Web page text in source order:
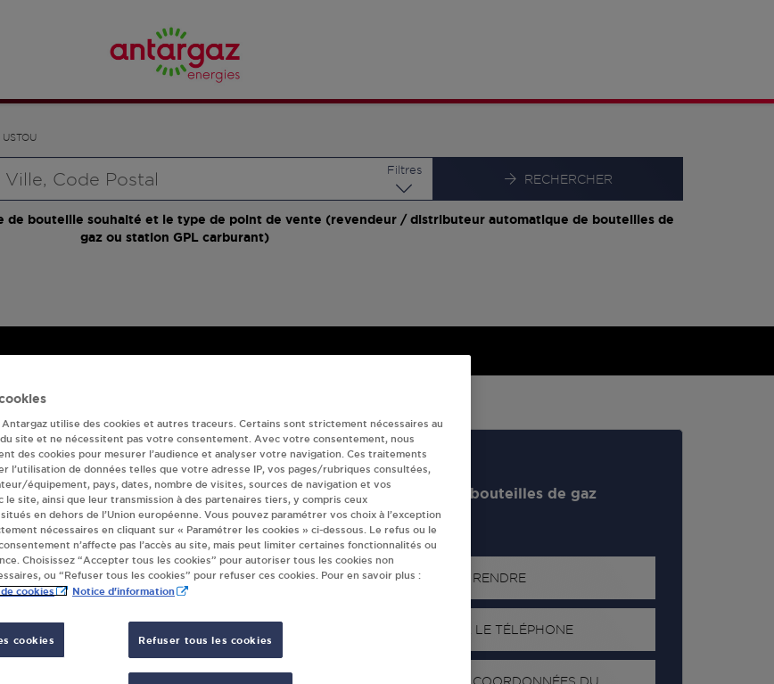
USTOU
Filtres
RECHERCHER
bouteille souhaité et le type de point de vente (revendeur / distributeur automatique de bouteilles de
gaz ou station GPL carburant)
USTOU
Revendeur de bouteilles de gaz
S'Y RENDRE
AFFICHER LE TÉLÉPHONE
Antargaz utilise des cookies et autres traceurs. Certains sont strictement nécessaires au
site et ne nécessitent pas votre consentement. Avec votre consentement, nous
des cookies pour mesurer l’audience et analyser votre navigation. Ces traitements
l’utilisation de données telles que votre adresse IP, vos pages/rubriques consultées,
équipement, pays, dates, nombre de visites, sources de navigation et vos
le site, ainsi que leur transmission à des partenaires tiers, y compris ceux
en dehors de l’Union européenne. Vous pouvez paramétrer vos choix à l’exception
nécessaires en cliquant sur « Paramétrer les cookies » ci-dessous. Le refus ou le
n’affecte pas l’accès au site, mais peut limiter certaines fonctionnalités ou
Choisissez “Accepter tous les cookies” pour autoriser tous les cookies non
ou “Refuser tous les cookies” pour refuser ces cookies. Pour en savoir plus :
cookies Notice d'information
cookies Refuser tous les cookies